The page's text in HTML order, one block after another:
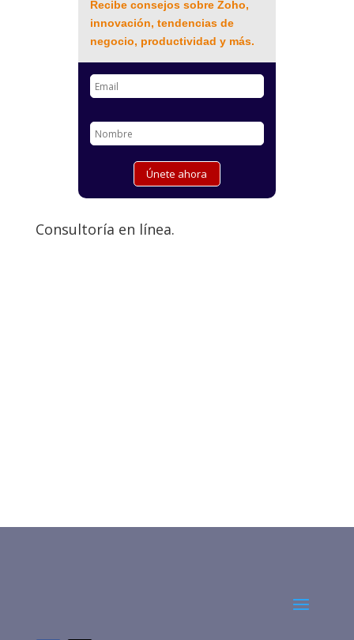
Recibe consejos sobre Zoho,
innovación, tendencias de
negocio, productividad y más.
Consultoría en línea.